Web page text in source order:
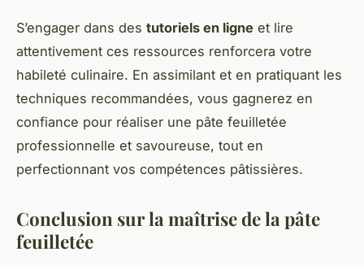
S’engager dans des tutoriels en ligne et lire
attentivement ces ressources renforcera votre
habileté culinaire. En assimilant et en pratiquant les
techniques recommandées, vous gagnerez en
confiance pour réaliser une pâte feuilletée
professionnelle et savoureuse, tout en
perfectionnant vos compétences pâtissières.
Conclusion sur la maîtrise de la pâte
feuilletée